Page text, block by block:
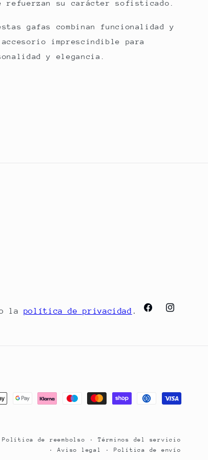
refuerzan su carácter sofisticado.
gafas combinan funcionalidad y
imprescindible para
y elegancia.
la política de privacidad . FacebookInstagram
Política de reembolso
Términos del servicio
Aviso legal
Política de envío